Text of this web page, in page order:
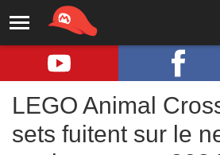
LEGO Animal
sets fuitent sur le